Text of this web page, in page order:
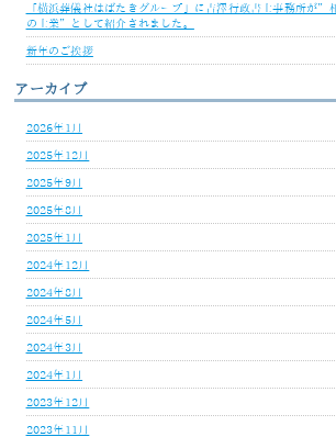
「横浜葬儀社はばたきグループ」に吉澤行政書士事務所が”
の士業”として紹介されました。
新年のご挨拶
アーカイブ
2026年1月
2025年12月
2025年9月
2025年8月
2025年1月
2024年12月
2024年8月
2024年5月
2024年3月
2024年1月
2023年12月
2023年11月